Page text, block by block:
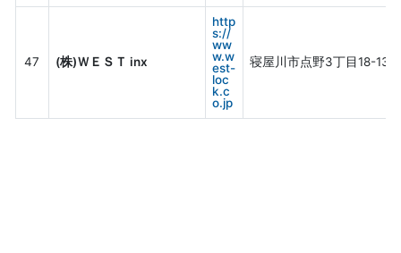
47 (株)ＷＥＳＴ inx
http
s://
ww
w.w
est-
loc
k.c
o.jp
寝屋川市点野3丁目18-13